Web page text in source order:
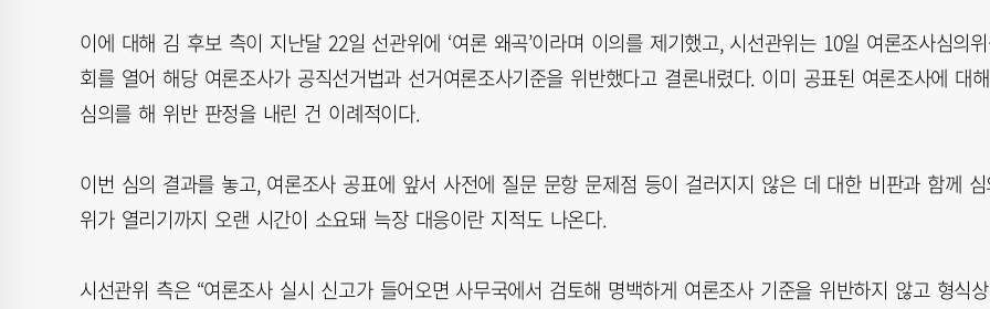
이에 대해 김 후보 측이 지난달 22일 선관위에 ‘여론 왜곡’이라며 이의를 제기했고, 시선관위는 10일 여론조사심의
회를 열어 해당 여론조사가 공직선거법과 선거여론조사기준을 위반했다고 결론내렸다. 이미 공표된 여론조사에 대해
심의를 해 위반 판정을 내린 건 이례적이다.
이번 심의 결과를 놓고, 여론조사 공표에 앞서 사전에 질문 문항 문제점 등이 걸러지지 않은 데 대한 비판과 함께 심
위가 열리기까지 오랜 시간이 소요돼 늑장 대응이란 지적도 나온다.
시선관위 측은 “여론조사 실시 신고가 들어오면 사무국에서 검토해 명백하게 여론조사 기준을 위반하지 않고 형식상